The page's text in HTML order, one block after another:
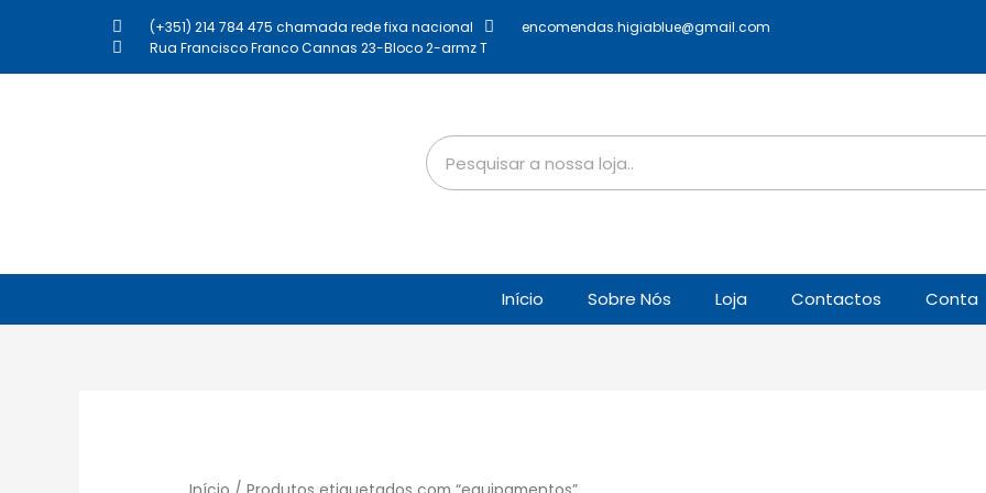
(+351) 214 784 475 chamada rede fixa nacional
encomendas.higiablue@gmail.com
Rua Francisco Franco Cannas 23-Bloco 2-armz T
Início Sobre Nós Loja Contactos Conta